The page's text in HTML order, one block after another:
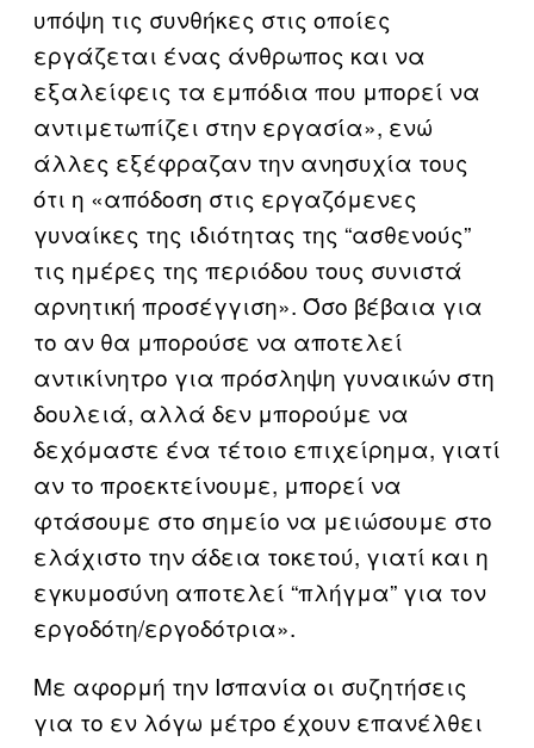
υπόψη τις συνθήκες στις οποίες
εργάζεται ένας άνθρωπος και να
εξαλείφεις τα εμπόδια που μπορεί να
αντιμετωπίζει στην εργασία», ενώ
άλλες εξέφραζαν την ανησυχία τους
ότι η «απόδοση στις εργαζόμενες
γυναίκες της ιδιότητας της “ασθενούς”
τις ημέρες της περιόδου τους συνιστά
αρνητική προσέγγιση». Όσο βέβαια για
το αν θα μπορούσε να αποτελεί
αντικίνητρο για πρόσληψη γυναικών στη
δουλειά, αλλά δεν μπορούμε να
δεχόμαστε ένα τέτοιο επιχείρημα, γιατί
αν το προεκτείνουμε, μπορεί να
φτάσουμε στο σημείο να μειώσουμε στο
ελάχιστο την άδεια τοκετού, γιατί και η
εγκυμοσύνη αποτελεί “πλήγμα” για τον
εργοδότη/εργοδότρια».
Με αφορμή την Ισπανία οι συζητήσεις
για το εν λόγω μέτρο έχουν επανέλθει